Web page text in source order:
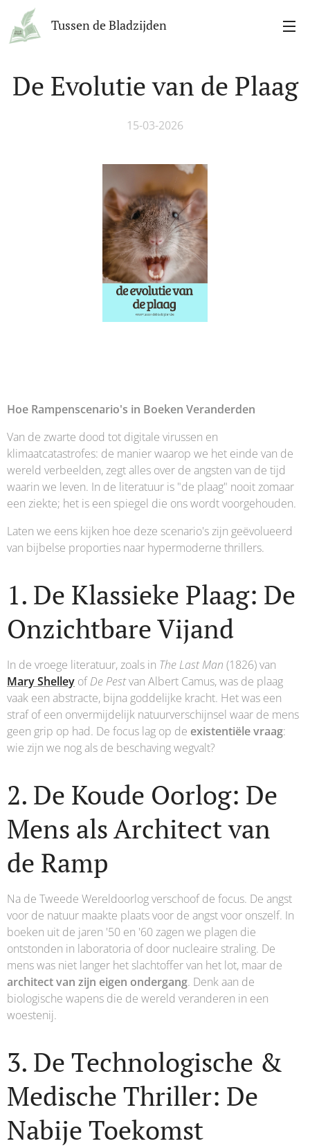
Tussen de Bladzijden
De Evolutie van de Plaag
15-03-2026
Hoe Rampenscenario's in Boeken Veranderden
Van de zwarte dood tot digitale virussen en
klimaatcatastrofes: de manier waarop we het einde van de
wereld verbeelden, zegt alles over de angsten van de tijd
waarin we leven. In de literatuur is "de plaag" nooit zomaar
een ziekte; het is een spiegel die ons wordt voorgehouden.
Laten we eens kijken hoe deze scenario's zijn geëvolueerd
van bijbelse proporties naar hypermoderne thrillers.
1. De Klassieke Plaag: De
Onzichtbare Vijand
In de vroege literatuur, zoals in The Last Man (1826) van
Mary Shelley ofDe Pestvan Albert Camus, was de plaag
vaak een abstracte, bijna goddelijke kracht. Het was een
straf of een onvermijdelijk natuurverschijnsel waar de mens
geen grip op had. De focus lag op de existentiële vraag:
wie zijn we nog als de beschaving wegvalt?
2. De Koude Oorlog: De
Mens als Architect van
de Ramp
Na de Tweede Wereldoorlog verschoof de focus. De angst
voor de natuur maakte plaats voor de angst voor onszelf. In
boeken uit de jaren '50 en '60 zagen we plagen die
ontstonden in laboratoria of door nucleaire straling. De
mens was niet langer het slachtoffer van het lot, maar de
architect van zijn eigen ondergang. Denk aan de
biologische wapens die de wereld veranderen in een
woestenij.
3. De Technologische &
Medische Thriller: De
Nabije Toekomst